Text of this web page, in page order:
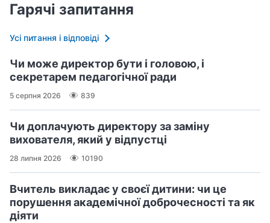
Гарячі запитання
Усі питання і відповіді
Чи може директор бути і головою, і
секретарем педагогічної ради
5 серпня 2026 839
Чи доплачують директору за заміну
вихователя, який у відпустці
28 липня 2026 10190
Вчитель викладає у своєї дитини: чи це
порушення академічної доброчесності та як
діяти